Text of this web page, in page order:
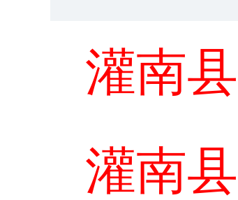
灌南县
灌南县